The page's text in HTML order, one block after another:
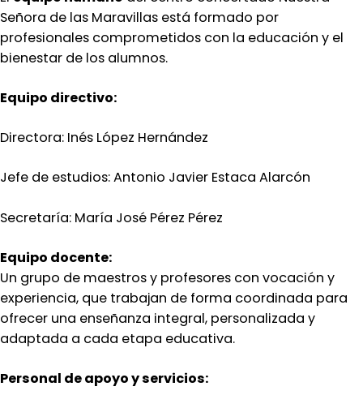
Señora de las Maravillas está formado por
profesionales comprometidos con la educación y el
bienestar de los alumnos.
Equipo directivo:
Directora: Inés López Hernández
Jefe de estudios: Antonio Javier Estaca Alarcón
Secretaría: María José Pérez Pérez
Equipo docente:
Un grupo de maestros y profesores con vocación y
experiencia, que trabajan de forma coordinada para
ofrecer una enseñanza integral, personalizada y
adaptada a cada etapa educativa.
Personal de apoyo y servicios: